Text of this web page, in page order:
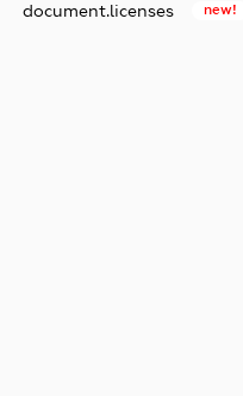
document.licenses new!